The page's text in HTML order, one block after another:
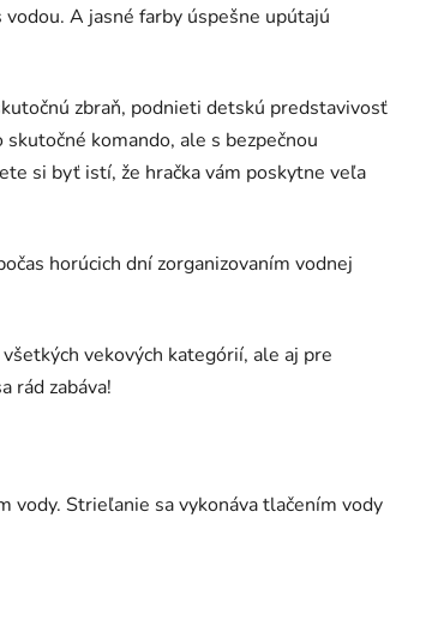
A jasné farby úspešne upútajú
zbraň, podnieti detskú predstavivosť
komando, ale s bezpečnou
si byť istí, že hračka vám poskytne veľa
horúcich dní zorganizovaním vodnej
vekových kategórií, ale aj pre
rád zabáva!
vody. Strieľanie sa vykonáva tlačením vody